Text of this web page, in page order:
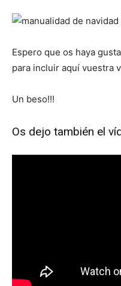
Espero que os haya
para incluir aquí vuestra
Un beso!!!
Os dejo también el